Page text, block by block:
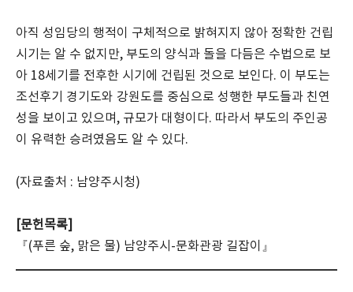
아직 성임당의 행적이 구체적으로 밝혀지지 않아 정확한 건립
시기는 알 수 없지만, 부도의 양식과 돌을 다듬은 수법으로 보
아 18세기를 전후한 시기에 건립된 것으로 보인다. 이 부도는
조선후기 경기도와 강원도를 중심으로 성행한 부도들과 친연
성을 보이고 있으며, 규모가 대형이다. 따라서 부도의 주인공
이 유력한 승려였음도 알 수 있다.
(자료출처 : 남양주시청)
[문헌목록]
『(푸른 숲, 맑은 물) 남양주시-문화관광 길잡이』